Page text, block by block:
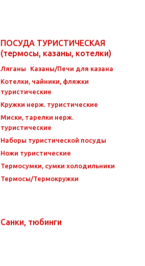
ПОСУДА ТУРИСТИЧЕСКАЯ
(термосы, казаны, котелки)
Ляганы
Казаны/Печи для казана
Котелки, чайники, фляжки
туристические
Кружки нерж. туристические
Миски, тарелки нерж.
туристические
Наборы туристической посуды
Ножи туристические
Термосумки, сумки холодильники
Термосы/Термокружки
Санки, тюбинги